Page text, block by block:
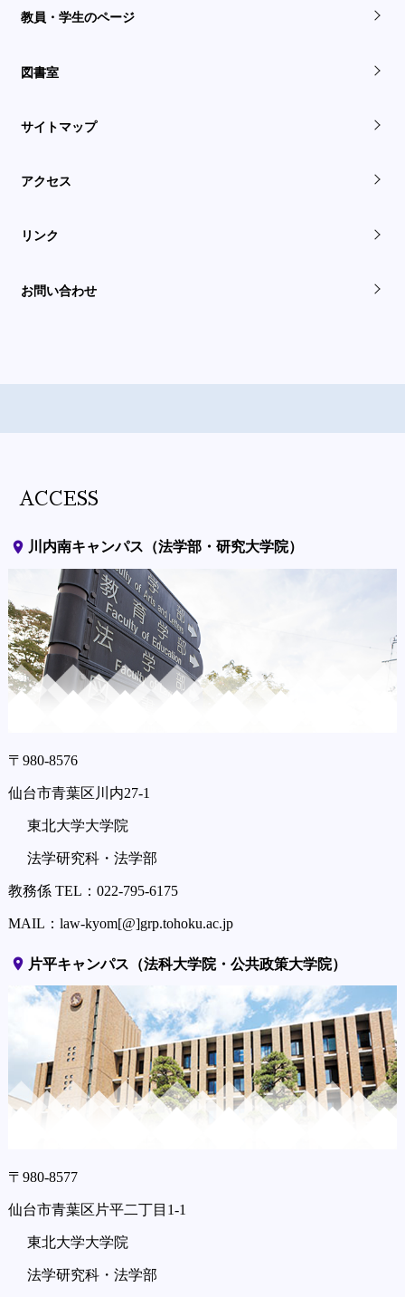
教員・学生のページ
図書室
サイトマップ
アクセス
リンク
お問い合わせ
ACCESS
place 川内南キャンパス（法学部・研究大学院）
〒980-8576
仙台市青葉区川内27-1
東北大学大学院
法学研究科・法学部
教務係 TEL：022-795-6175
MAIL：law-kyom[@]grp.tohoku.ac.jp
place 片平キャンパス（法科大学院・公共政策大学院）
〒980-8577
仙台市青葉区片平二丁目1-1
東北大学大学院
法学研究科・法学部